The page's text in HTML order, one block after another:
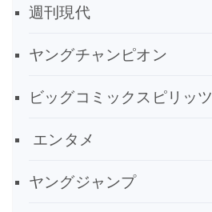
週刊現代
ヤングチャンピオン
ビッグコミックスピリッツ
エンタメ
ヤングジャンプ